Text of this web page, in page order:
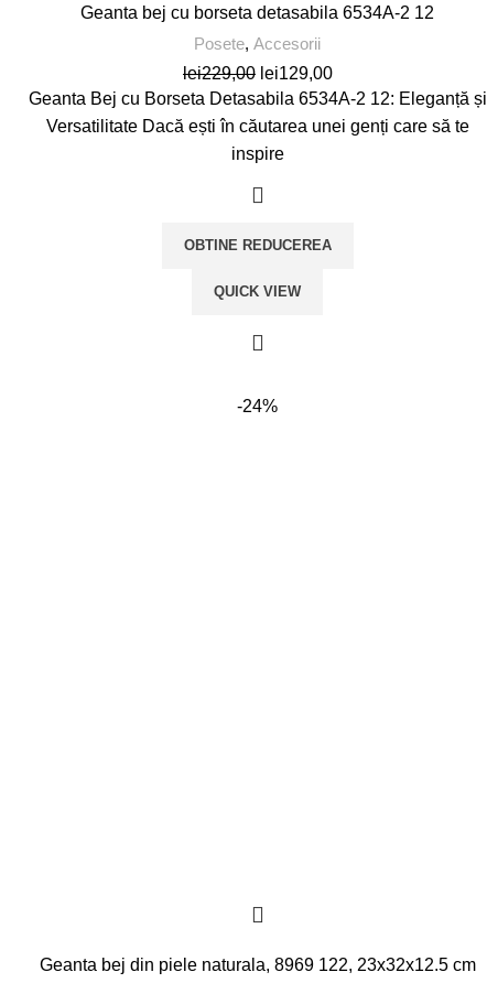
Geanta bej cu borseta detasabila 6534A-2 12
Posete,Accesorii
lei229,00 Prețul
inițial
fost:
lei229,00.
lei129,00Prețul
curent
este:
lei129,00.
Geanta Bej cu Borseta Detasabila 6534A-2 12: Eleganță și
Versatilitate Dacă ești în căutarea unei genți care să te
inspire
OBTINE REDUCEREA
QUICK VIEW
-24%
Geanta bej din piele naturala, 8969 122, 23x32x12.5 cm